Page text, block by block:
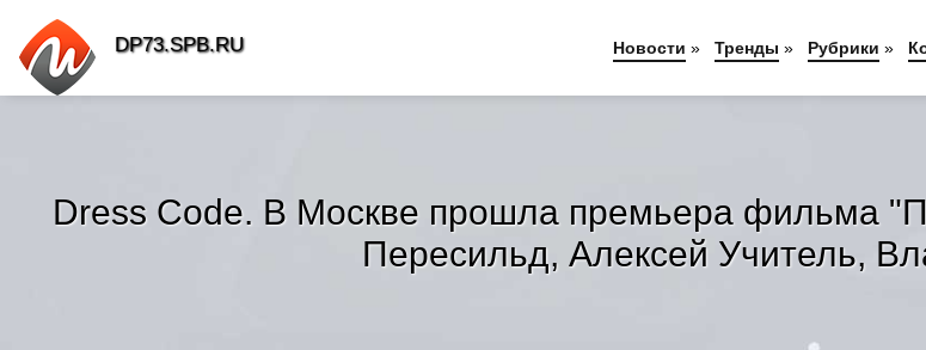
Dress Code. В Москве прошла премьера фильма
Пересильд, Алексей Учитель,
DP73.SPB.RU Новости » Тренды » Рубрики »